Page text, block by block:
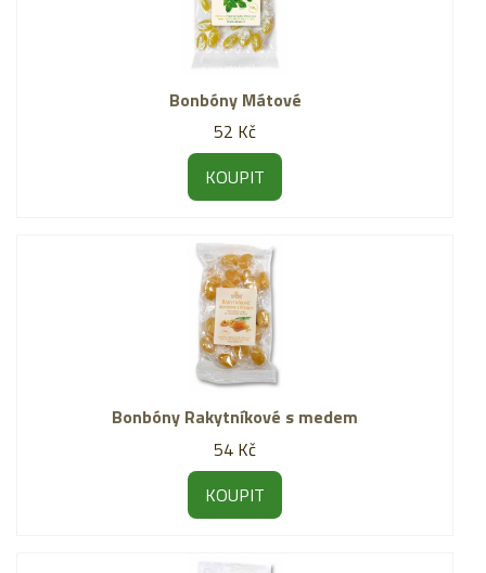
Bonbóny Mátové
52 Kč
KOUPIT
Bonbóny Rakytníkové s medem
54 Kč
KOUPIT